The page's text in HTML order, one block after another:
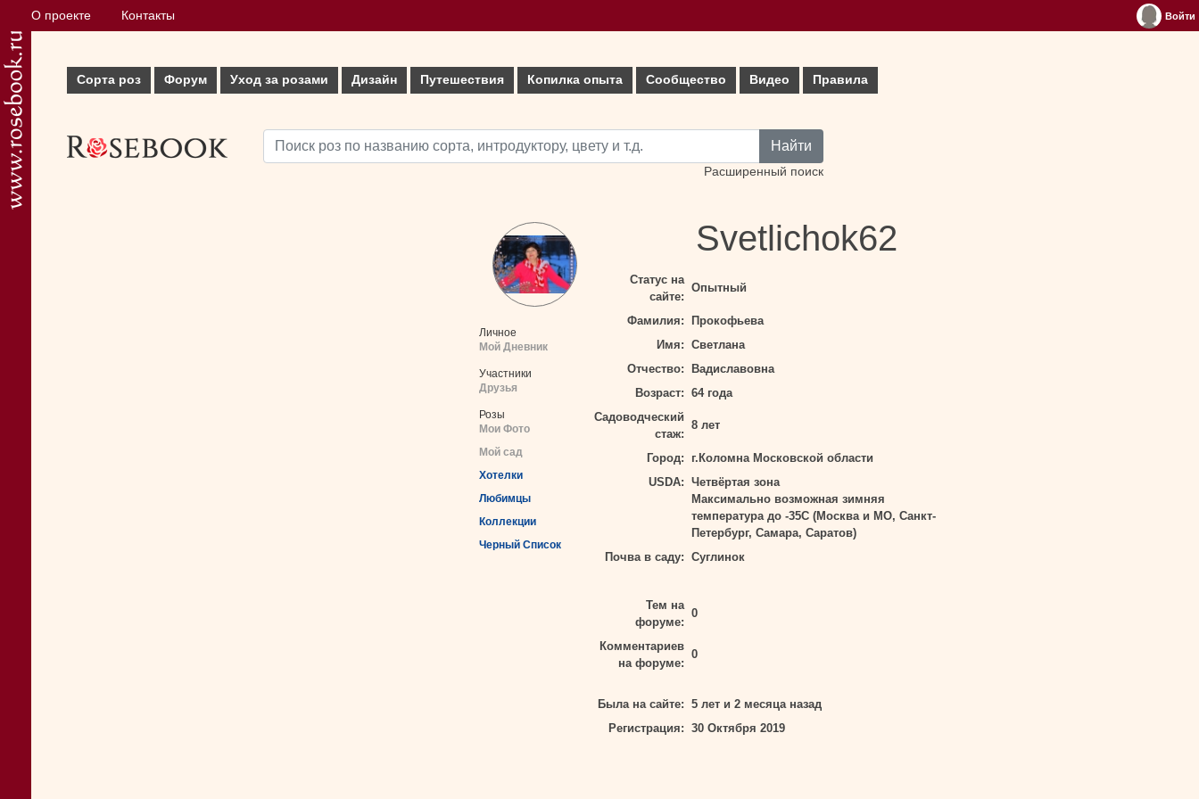
О проекте Контакты Войти
Сорта роз Форум Уход за розами Дизайн Путешествия Копилка опыта Сообщество Видео Правила
Найти
Расширенный поиск
Личное
Мой Дневник
Участники
Друзья
Розы
Мои Фото
Мой сад
Хотелки
Любимцы
Коллекции
Черный Список
Svetlichok62
Статус на
сайте:
Опытный
Фамилия:
Прокофьева
Имя: Светлана
Отчество:
Вадиславовна
Возраст: 64 года
Садоводческий
стаж:
8 лет
Город:
г.Коломна Московской области
USDA: Четвёртая зона
Максимально возможная зимняя
температура до -35С (Москва и МО, Санкт-
Петербург, Самара, Саратов)
Почва в саду: Суглинок
Тем на
форуме:
0
Комментариев
на форуме:
0
Была на сайте: 5 лет и 2 месяца назад
Регистрация: 30 Октября 2019